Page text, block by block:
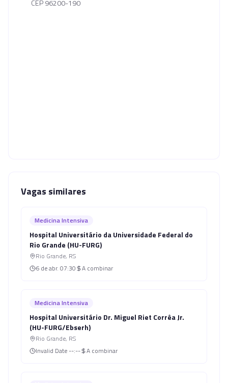
CEP 96200-190
Vagas similares
Medicina Intensiva
Hospital Universitário da Universidade Federal do
Rio Grande (HU-FURG)
Rio Grande, RS
6 de abr. 07:30 A combinar
Medicina Intensiva
Hospital Universitário Dr. Miguel Riet Corrêa Jr.
(HU-FURG/Ebserh)
Rio Grande, RS
Invalid Date --:-- A combinar